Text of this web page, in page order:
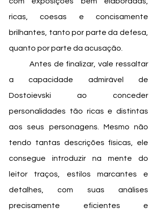
ricas, coesas e concisamente
brilhantes, tanto por parte da defesa,
quanto por parte da acusação.
a capacidade admirável de
Dostoievski ao conceder
personalidades tão ricas e distintas
aos seus personagens. Mesmo não
tendo tantas descrições físicas, ele
consegue introduzir na mente do
leitor traços, estilos marcantes e
detalhes, com suas análises
precisamente eficientes e